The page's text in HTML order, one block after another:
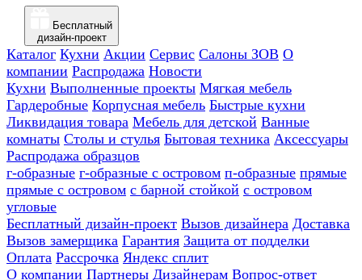
Бесплатный
дизайн-проект
Каталог Кухни Акции Сервис Салоны ЗОВ О
компании Распродажа Новости
Кухни Выполненные проекты Мягкая мебель
Гардеробные Корпусная мебель Быстрые кухни
Ликвидация товара Мебель для детской Ванные
комнаты Столы и стулья Бытовая техника Аксессуары
Распродажа образцов
г-образные г-образные с островом п-образные прямые
прямые с островом с барной стойкой с островом
угловые
Бесплатный дизайн-проект Вызов дизайнера Доставка
Вызов замерщика Гарантия Защита от подделки
Оплата Рассрочка Яндекс сплит
О компании Партнеры Дизайнерам Вопрос-ответ